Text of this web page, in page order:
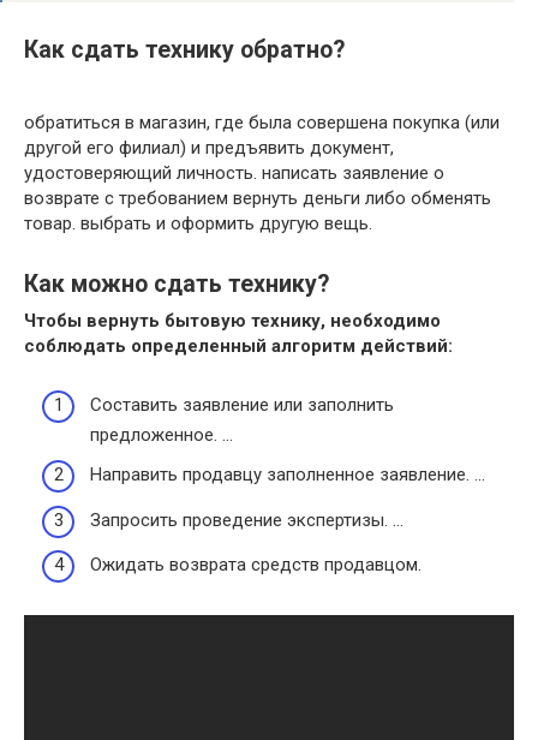
Как сдать технику обратно?
обратиться в магазин, где была совершена покупка (или
другой его филиал) и предъявить документ,
удостоверяющий личность. написать заявление о
возврате с требованием вернуть деньги либо обменять
товар. выбрать и оформить другую вещь.
Как можно сдать технику?
Чтобы вернуть бытовую технику, необходимо
соблюдать определенный алгоритм действий:
Составить заявление или заполнить
предложенное. …
Направить продавцу заполненное заявление. …
Запросить проведение экспертизы. …
Ожидать возврата средств продавцом.